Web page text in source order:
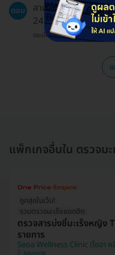
ตอบ
สามารถเลื่อนนัดได้ โ
24 ชั่วโมง.
ตอบโดยทีมงาน HD
แพ็กเกจอื่นใน ตรวจม
ถูกสุดในเว็บ!
รวมตรวจมะเร็งยอดฮิต
ตรวจสารบ่งชี้มะเร็งหญิ
รายการ
Seoa Wellness Clinic (โซอา
คลองเตย